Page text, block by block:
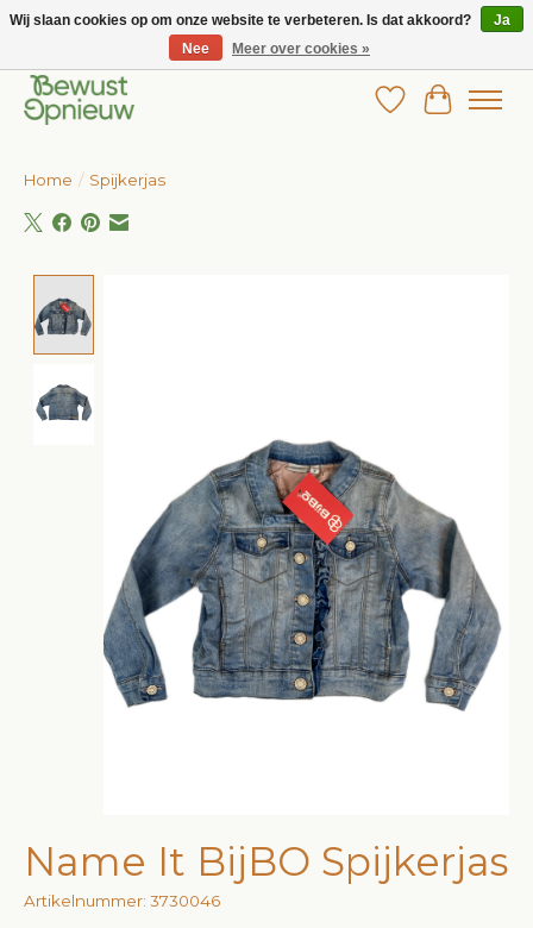
Wij bieden het grootste aanbod in betaalbare kinderkleding!
Verlanglijst
Home / Spijkerjas
Name It BijBO Spijkerjas
Artikelnummer: 3730046
Wij slaan cookies op om onze website te verbeteren. Is dat akkoord?
Ja
Nee
Meer over cookies »